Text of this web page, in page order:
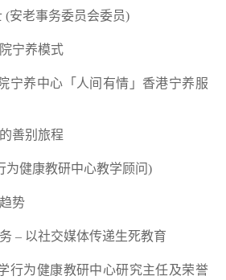
(安老事务委员会委员)
宁养模式
宁养中心「人间有情」香港宁养服
善别旅程
为健康教研中心教学顾问)
势
– 以社交媒体传递生死教育
行为健康教研中心研究主任及荣誉